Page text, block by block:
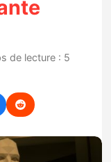
de lecture : 5